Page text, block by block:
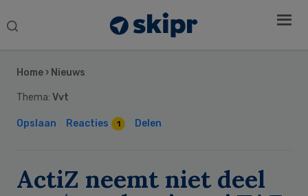
Search
Home › Nieuws
Thema: Vvt
Opslaan Reacties 1 Delen
ActiZ neemt niet deel
Sidebar